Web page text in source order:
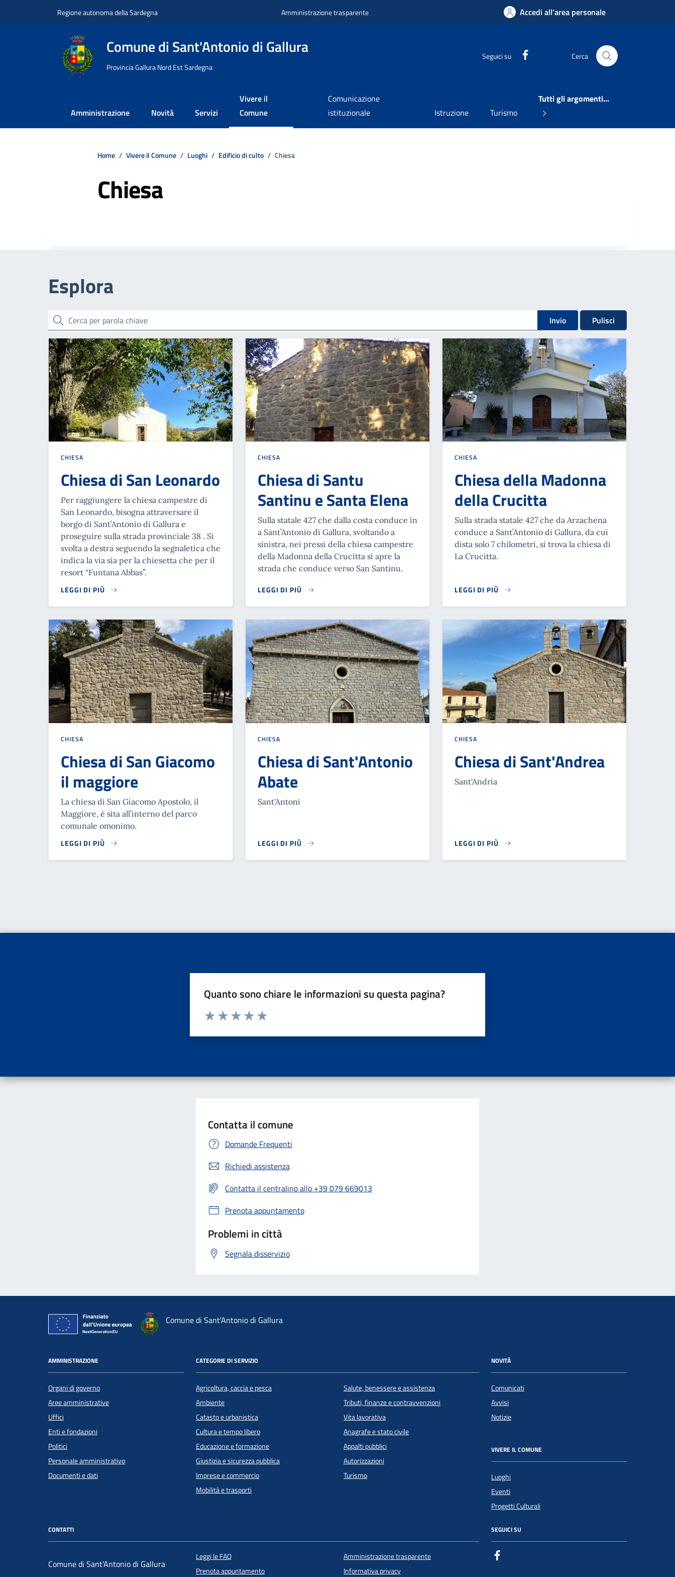
Regione autonoma della Sardegna Amministrazione trasparente Accedi all'area personale
Comune di Sant'Antonio di Gallura
Provincia Gallura Nord Est Sardegna
Seguici su Cerca
Amministrazione Novità Servizi
Vivere il
Comune
Comunicazione
istituzionale
Istruzione Turismo
Tutti gli argomenti...
Home Vivere il Comune Luoghi Edificio di culto Chiesa
Chiesa
Esplora
cerca Invio Pulisci
CHIESA
Chiesa di San Leonardo
Per raggiungere la chiesa campestre di
San Leonardo, bisogna attraversare il
borgo di Sant’Antonio di Gallura e
proseguire sulla strada provinciale 38 . Si
svolta a destra seguendo la segnaletica che
indica la via sia per la chiesetta che per il
resort “Funtana Abbas”.
LEGGI DI PIÙ
READ MORE
CHIESA
Chiesa di Santu
Santinu e Santa Elena
Sulla statale 427 che dalla costa conduce in
a Sant’Antonio di Gallura, svoltando a
sinistra, nei pressi della chiesa campestre
della Madonna della Crucitta si apre la
strada che conduce verso San Santinu.
LEGGI DI PIÙ
READ MORE
CHIESA
Chiesa della Madonna
della Crucitta
Sulla strada statale 427 che da Arzachena
conduce a Sant’Antonio di Gallura, da cui
dista solo 7 chilometri, si trova la chiesa di
La Crucitta.
LEGGI DI PIÙ
READ MORE
CHIESA
Chiesa di San Giacomo
il maggiore
La chiesa di San Giacomo Apostolo, il
Maggiore, è sita all’interno del parco
comunale omonimo.
LEGGI DI PIÙ
READ MORE
CHIESA
Chiesa di Sant'Antonio
Abate
Sant'Antoni
LEGGI DI PIÙ
READ MORE
CHIESA
Chiesa di Sant'Andrea
Sant'Andria
LEGGI DI PIÙ
READ MORE
Quanto sono chiare le informazioni su questa pagina?
Valuta da 1 a 5 stelle la pagina
Contatta il comune
Domande Frequenti
Richiedi assistenza
Contatta il centralino allo +39 079 669013
Prenota appuntamento
Problemi in città
Segnala disservizio
Comune di Sant'Antonio di Gallura
AMMINISTRAZIONE
Organi di governo
Aree amministrative
Uffici
Enti e fondazioni
Politici
Personale amministrativo
Documenti e dati
CATEGORIE DI SERVIZIO
Agricoltura, caccia e pesca
Ambiente
Catasto e urbanistica
Cultura e tempo libero
Educazione e formazione
Giustizia e sicurezza pubblica
Imprese e commercio
Mobilità e trasporti
Salute, benessere e assistenza
Tributi, finanze e contravvenzioni
Vita lavorativa
Anagrafe e stato civile
Appalti pubblici
Autorizzazioni
Turismo
NOVITÀ
Comunicati
Avvisi
Notizie
VIVERE IL COMUNE
Luoghi
Eventi
Progetti Culturali
CONTATTI
Comune di Sant'Antonio di Gallura
Leggi le FAQ
Prenota appuntamento
Amministrazione trasparente
Informativa privacy
SEGUICI SU